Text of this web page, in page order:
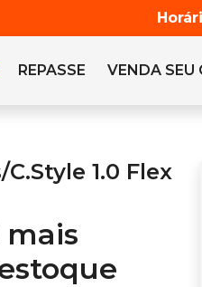
REPASSE VENDA SEU
1.0 Flex
mais